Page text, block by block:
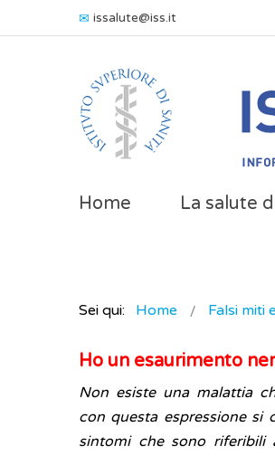
issalute@iss.it
Home La salute
Sei qui: Home Falsi miti
Ho un esaurimento
Non esiste una malattia
con questa espressione si
sintomi che sono riferibili